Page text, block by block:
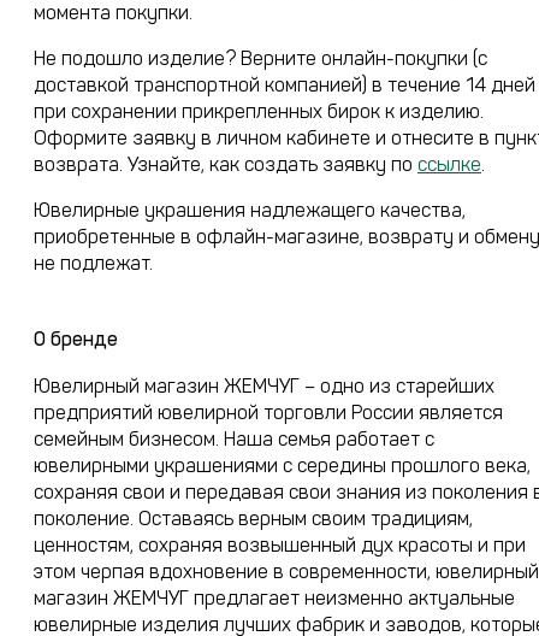
момента покупки.
Не подошло изделие? Верните онлайн-покупки (с
доставкой транспортной компанией) в течение 14 дней
при сохранении прикрепленных бирок к изделию.
Оформите заявку в личном кабинете и отнесите в
возврата. Узнайте, как создать заявку по ссылке.
Ювелирные украшения надлежащего качества,
приобретенные в офлайн-магазине, возврату и обмену
не подлежат.
О бренде
Ювелирный магазин ЖЕМЧУГ – одно из старейших
предприятий ювелирной торговли России является
семейным бизнесом. Наша семья работает с
ювелирными украшениями с середины прошлого века,
сохраняя свои и передавая свои знания из поколения
поколение. Оставаясь верным своим традициям,
ценностям, сохраняя возвышенный дух красоты и при
этом черпая вдохновение в современности, ювелирный
магазин ЖЕМЧУГ предлагает неизменно актуальные
ювелирные изделия лучших фабрик и заводов,